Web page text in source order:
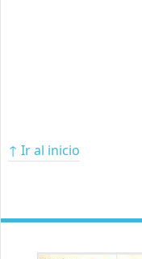
↑ Ir al inicio